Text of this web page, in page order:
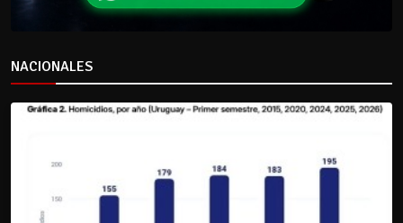
NACIONALES